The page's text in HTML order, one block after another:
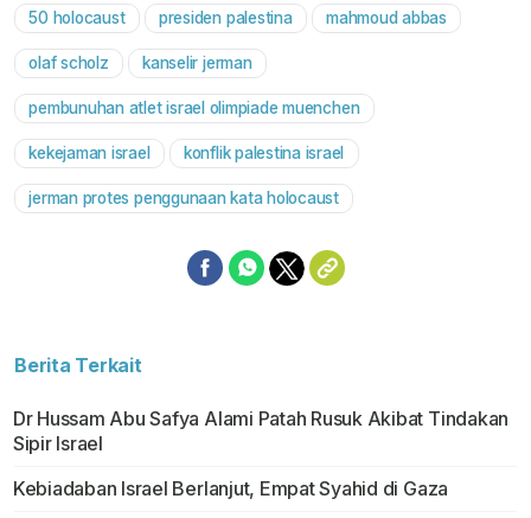
Mute
50 holocaust presiden palestina mahmoud abbas
olaf scholz kanselir jerman
pembunuhan atlet israel olimpiade muenchen
kekejaman israel konflik palestina israel
jerman protes penggunaan kata holocaust
Berita Terkait
Dr Hussam Abu Safya Alami Patah Rusuk Akibat Tindakan
Sipir Israel
Kebiadaban Israel Berlanjut, Empat Syahid di Gaza